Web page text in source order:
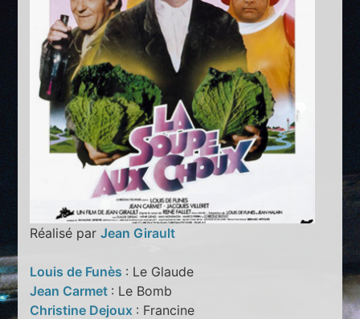
Réalisé parJean Girault
Louis de Funès : Le Glaude
Jean Carmet : Le Bomb
Christine Dejoux : Francine